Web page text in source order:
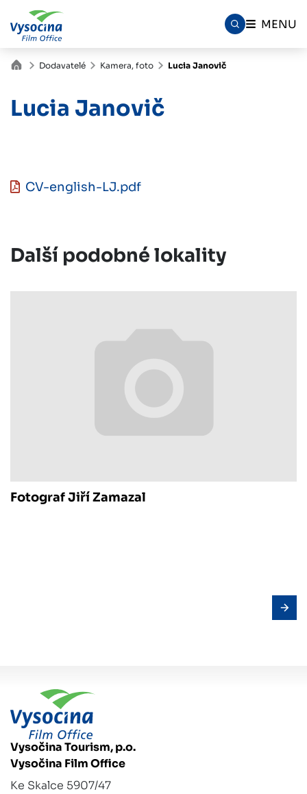
MENU
Dodavatelé Kamera, foto Lucia Janovič
Lucia Janovič
CV-english-LJ.pdf
Další podobné lokality
Fotograf Jiří Zamazal
Vysočina Tourism, p.o.
Vysočina Film Office
Ke Skalce 5907/47